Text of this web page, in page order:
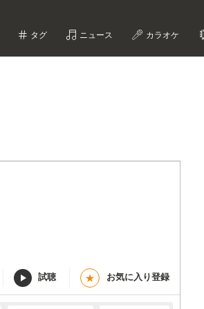
タグ ニュース カラオケ
試聴 ★ お気に入り登録